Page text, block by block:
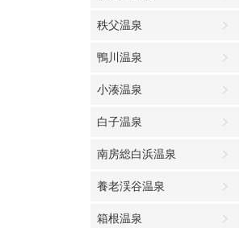
秩父温泉
鴨川温泉
小湊温泉
白子温泉
南房総白浜温泉
養老渓谷温泉
箱根温泉